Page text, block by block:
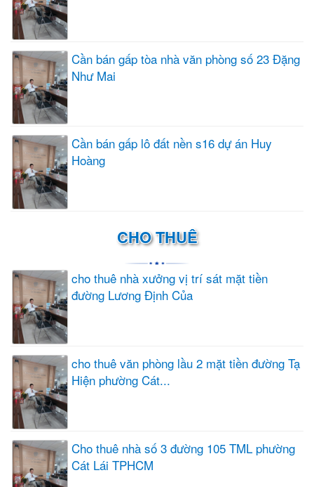
Cần bán gấp tòa nhà văn phòng số 23 Đặng
Như Mai
Cần bán gấp lô đất nền s16 dự án Huy
Hoàng
CHO THUÊ
cho thuê nhà xưởng vị trí sát mặt tiền
đường Lương Định Của
cho thuê văn phòng lầu 2 mặt tiền đường Tạ
Hiện phường Cát...
Cho thuê nhà số 3 đường 105 TML phường
Cát Lái TPHCM